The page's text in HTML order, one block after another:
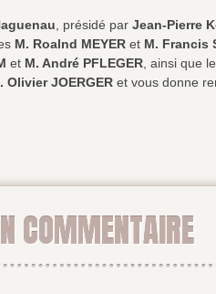
, présidé par Jean-Pierre
M. Roalnd MEYER et M. Francis
et M. André PFLEGER , ainsi que
Olivier JOERGER et vous donne
COMMENTAIRE